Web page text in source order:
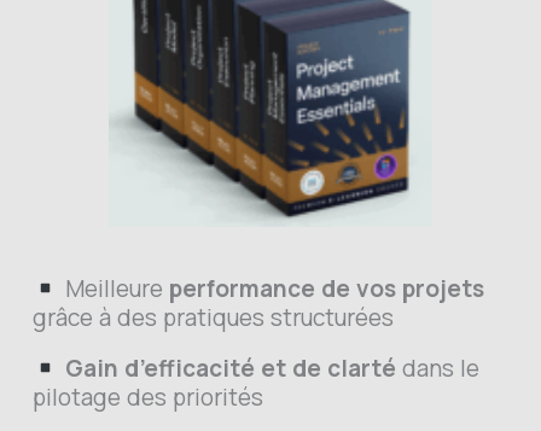
​ Meilleure performance de vos projets
grâce à des pratiques structurées
Gain d’efficacité et de clarté dans le
pilotage des priorités